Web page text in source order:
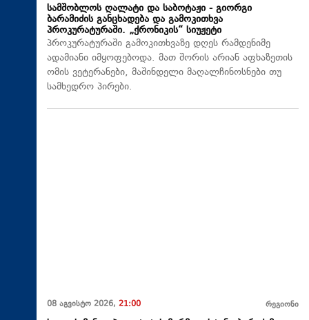
სამშობლოს ღალატი და საბოტაჟი - გიორგი
ბარამიძის განცხადება და გამოკითხვა
პროკურატურაში. „ქრონიკის“ სიუჟეტი
პროკურატურაში გამოკითხვაზე დღეს რამდენიმე
ადამიანი იმყოფებოდა. მათ შორის არიან აფხაზეთის
ომის ვეტერანები, მაშინდელი მაღალჩინოსნები თუ
სამხედრო პირები.
08 აგვისტო 2026, 21:00 რეგიონი